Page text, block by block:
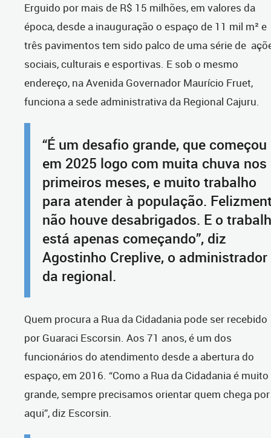
Erguido por mais de R$ 15 milhões, em valores da
época, desde a inauguração o espaço de 11 mil m² e
três pavimentos tem sido palco de uma série de
sociais, culturais e esportivas. E sob o mesmo
endereço, na Avenida Governador Maurício Fruet,
funciona a sede administrativa da Regional Cajuru.
“É um desafio grande, que começou
em 2025 logo com muita chuva nos
primeiros meses, e muito trabalho
para atender à população.
não houve desabrigados. E o
está apenas começando”, diz
Agostinho Creplive, o administrador
da regional.
Quem procura a Rua da Cidadania pode ser recebido
por Guaraci Escorsin. Aos 71 anos, é um dos
funcionários do atendimento desde a abertura do
espaço, em 2016. “Como a Rua da Cidadania é muito
grande, sempre precisamos orientar quem chega por
aqui”, diz Escorsin.